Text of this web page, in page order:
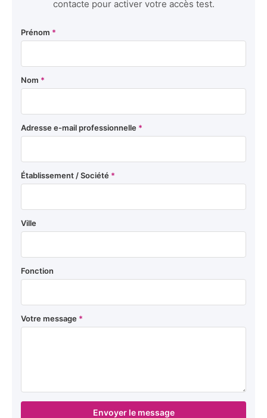
contacte pour activer votre accès test.
Prénom *
Nom *
Adresse e-mail professionnelle *
Établissement / Société *
Ville
Fonction
Votre message *
Envoyer le message